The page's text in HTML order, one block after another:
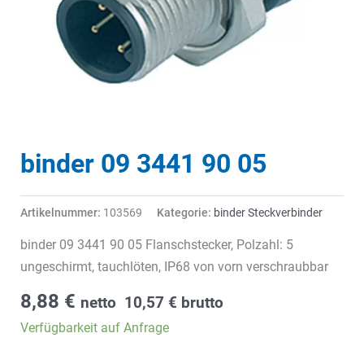
binder 09 3441 90 05
Artikelnummer: 103569 Kategorie: binder Steckverbinder
binder 09 3441 90 05 Flanschstecker, Polzahl: 5
ungeschirmt, tauchlöten, IP68 von vorn verschraubbar
8,88 € netto 10,57 € brutto
Verfügbarkeit auf Anfrage